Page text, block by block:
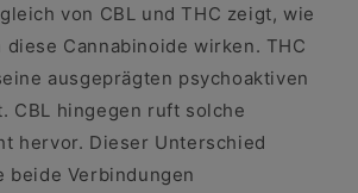
von CBL und THC zeigt, wie
Cannabinoide wirken. THC
ausgeprägten psychoaktiven
CBL hingegen ruft solche
hervor. Dieser Unterschied
beide Verbindungen